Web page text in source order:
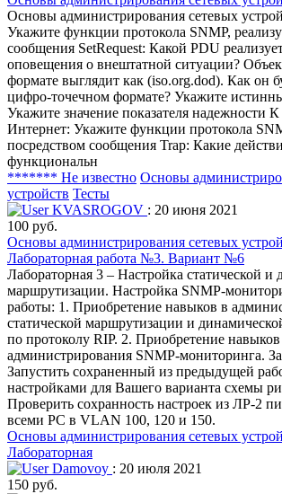
Основы администрирования сетевых
Укажите функции протокола SNMP,
сообщения SetRequest: Какой PDU
оповещения о внештатной ситуации?
формате выглядит как (iso.org.dod). Как он
цифро-точечном формате? Укажите
Укажите значение показателя надежности К
Интернет: Укажите функции протокола
посредством сообщения Trap: Какие
функциональн
******* Не известно Основы
устройств Тесты
KVASROGOV : 20 июня 2021
100 руб.
Основы администрирования сетевых
Лабораторная работа №3. Вариант №6
Лабораторная 3 – Настройка статической и
маршрутизации. Настройка SNMP-
работы: 1. Приобретение навыков в
статической маршрутизации и
по протоколу RIP. 2. Приобретение навыков
администрирования SNMP-мониторинга.
Запустить сохраненный из предыдущей
настройками для Вашего варианта схемы
Проверить сохранность настроек из ЛР-2
всеми PC в VLAN 100, 120 и 150.
Основы администрирования сетевых
Лабораторная
Damovoy : 20 июля 2021
150 руб.